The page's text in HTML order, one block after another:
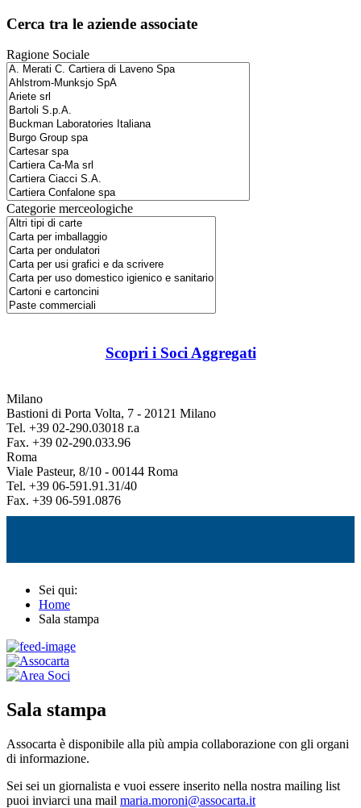
Cerca tra le aziende associate
Ragione Sociale
Categorie merceologiche
Scopri i Soci Aggregati
Milano
Bastioni di Porta Volta, 7 - 20121 Milano
Tel. +39 02-290.03018 r.a
Fax. +39 02-290.033.96
Roma
Viale Pasteur, 8/10 - 00144 Roma
Tel. +39 06-591.91.31/40
Fax. +39 06-591.0876
Sei qui:
Home
Sala stampa
Sala stampa
Assocarta è disponibile alla più ampia collaborazione con gli organi
di informazione.
Sei sei un giornalista e vuoi essere inserito nella nostra mailing list
puoi inviarci una mail maria.moroni@assocarta.it